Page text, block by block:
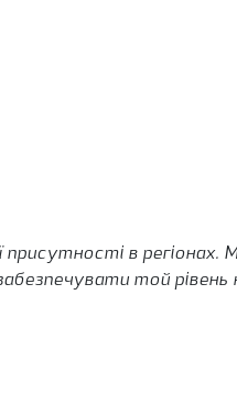
в регіонах.
той рівень